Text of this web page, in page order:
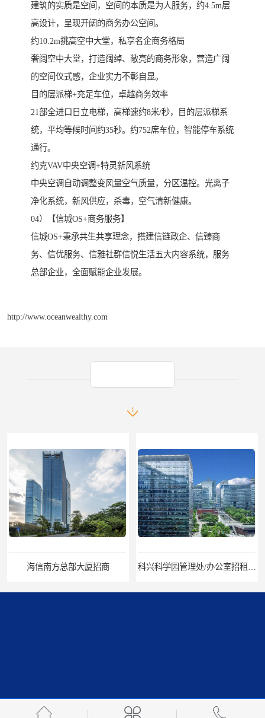
建筑的实质是空间，空间的本质是为人服务，约4.5m层
高设计，呈现开阔的商务办公空间。
约10.2m挑高空中大堂，私享名企商务格局
奢阔空中大堂，打造阔绰、敞亮的商务形象，营造广阔
的空间仪式感，企业实力不彰自显。
目的层派梯+充足车位，卓越商务效率
21部全进口日立电梯，高梯速约8米/秒，目的层派梯系
统，平均等候时间约35秒。约752席车位，智能停车系统
通行。
约克VAV中央空调+特灵新风系统
中央空调自动调整变风量空气质量，分区温控。光离子
净化系统，新风供应，杀毒，空气清新健康。
04）【信城OS+商务服务】
信城OS+秉承共生共享理念，搭建信链政企、信臻商
务、信优服务、信雅社群信悦生活五大内容系统，服务
总部企业，全面赋能企业发展。
http://www.oceanwealthy.com
中国华润大厦招商
招商局广场出租 华润置地大厦招租